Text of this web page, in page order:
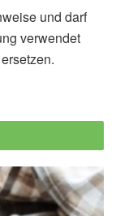
und darf
verwendet